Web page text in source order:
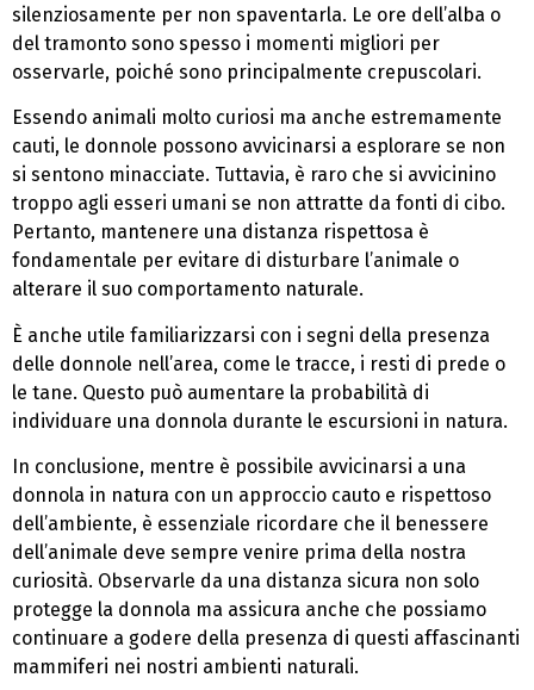
silenziosamente per non spaventarla. Le ore dell’alba o
del tramonto sono spesso i momenti migliori per
osservarle, poiché sono principalmente crepuscolari.
Essendo animali molto curiosi ma anche estremamente
cauti, le donnole possono avvicinarsi a esplorare se non
si sentono minacciate. Tuttavia, è raro che si avvicinino
troppo agli esseri umani se non attratte da fonti di cibo.
Pertanto, mantenere una distanza rispettosa è
fondamentale per evitare di disturbare l’animale o
alterare il suo comportamento naturale.
È anche utile familiarizzarsi con i segni della presenza
delle donnole nell’area, come le tracce, i resti di prede o
le tane. Questo può aumentare la probabilità di
individuare una donnola durante le escursioni in natura.
In conclusione, mentre è possibile avvicinarsi a una
donnola in natura con un approccio cauto e rispettoso
dell’ambiente, è essenziale ricordare che il benessere
dell’animale deve sempre venire prima della nostra
curiosità. Observarle da una distanza sicura non solo
protegge la donnola ma assicura anche che possiamo
continuare a godere della presenza di questi affascinanti
mammiferi nei nostri ambienti naturali.